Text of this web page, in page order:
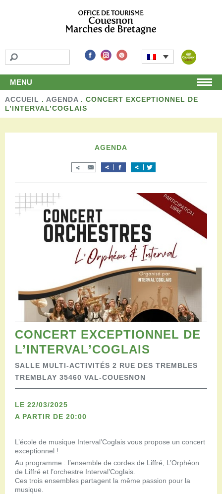
MENU
Accueil
Découvrir
Terroir et artisans
Autour de chez nous
Séjourner
Hébergements
Restaurants
Aires de camping-car
Salles de réception
Aires de pique-nique
Randonnées pédestres
Randonnées vélo
Randonnées VTT
Randonnées équestres
Agenda
Pratique
Espace Pro
ACCUEIL . AGENDA . CONCERT EXCEPTIONNEL DE
L’INTERVAL’COGLAIS
AGENDA
CONCERT EXCEPTIONNEL DE
L’INTERVAL’COGLAIS
SALLE MULTI-ACTIVITÉS 2 RUE DES TREMBLES
TREMBLAY 35460 VAL-COUESNON
LE 22/03/2025
A PARTIR DE 20:00
L’école de musique Interval’Coglais vous propose un concert
exceptionnel !
Au programme : l’ensemble de cordes de Liffré, L’Orphéon
de Liffré et l’orchestre Interval’Coglais.
Ces trois ensembles partagent la même passion pour la
musique.